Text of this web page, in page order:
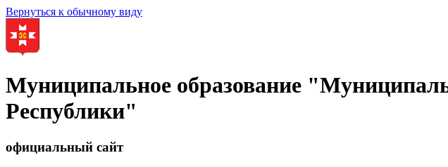
Вернуться к обычному виду
Муниципальное образование
Республики"
официальный сайт